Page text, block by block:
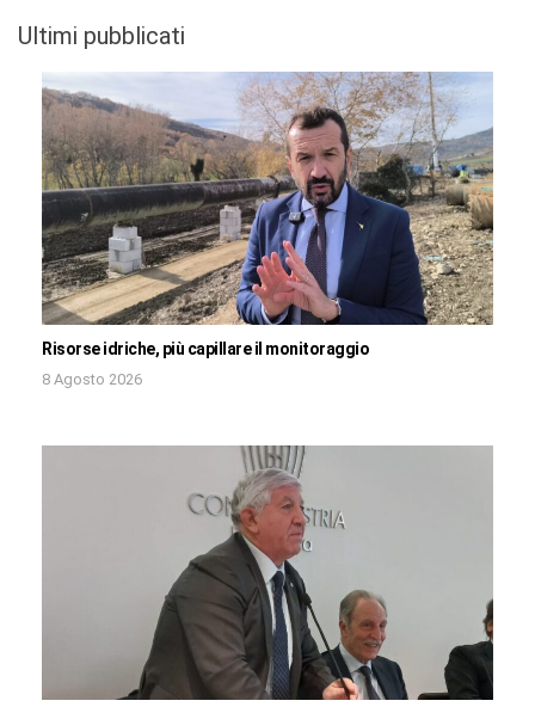
Ultimi pubblicati
Risorse idriche, più capillare il monitoraggio
8 Agosto 2026